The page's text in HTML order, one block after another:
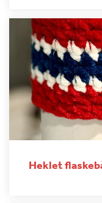
Heklet